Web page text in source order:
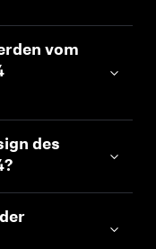
vom
des